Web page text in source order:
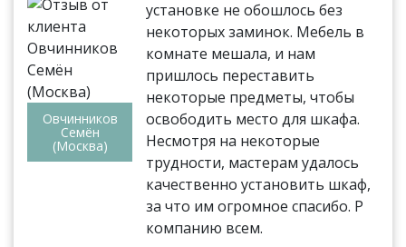
Овчинников
Семён
(Москва)
установке не обошлось без
некоторых заминок. Мебель в
комнате мешала, и нам
пришлось переставить
некоторые предметы, чтобы
освободить место для шкафа.
Несмотря на некоторые
трудности, мастерам удалось
качественно установить шкаф,
за что им огромное спасибо. Р
компанию всем.